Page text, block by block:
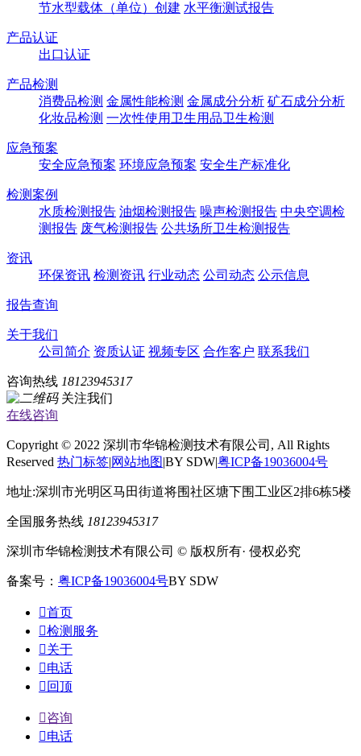
节水型载体（单位）创建 水平衡测试报告
产品认证
出口认证
产品检测
消费品检测 金属性能检测 金属成分分析 矿石成分分析
化妆品检测 一次性使用卫生用品卫生检测
应急预案
安全应急预案 环境应急预案 安全生产标准化
检测案例
水质检测报告 油烟检测报告 噪声检测报告 中央空调检
测报告 废气检测报告 公共场所卫生检测报告
资讯
环保资讯 检测资讯 行业动态 公司动态 公示信息
报告查询
关于我们
公司简介 资质认证 视频专区 合作客户 联系我们
咨询热线 18123945317
关注我们
在线咨询
Copyright © 2022 深圳市华锦检测技术有限公司, All Rights
Reserved 热门标签|网站地图|BY SDW|粤ICP备19036004号
地址:深圳市光明区马田街道将围社区塘下围工业区2排6栋5楼
全国服务热线 18123945317
深圳市华锦检测技术有限公司 © 版权所有· 侵权必究
备案号： 粤ICP备19036004号BY SDW
首页
检测服务
关于
电话
 回顶
咨询
电话